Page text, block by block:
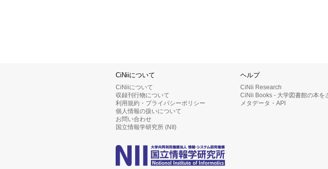
CiNiiについて
CiNiiについて
収録刊行物について
利用規約・プライバシーポリシー
個人情報の扱いについて
お問い合わせ
国立情報学研究所 (NII)
ヘルプ
CiNii Research
CiNii Books - 大学図書館の本を
メタデータ・API